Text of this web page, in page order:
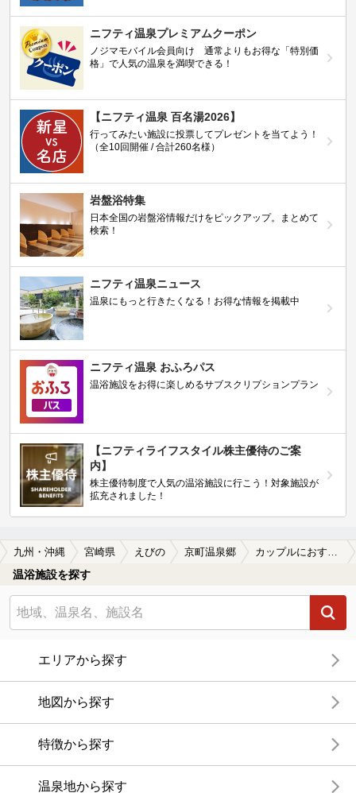
ニフティ温泉プレミアムクーポン
ノジマモバイル会員向け 通常よりもお得な「特別価
格」で人気の温泉を満喫できる！
【ニフティ温泉 百名湯2026】
行ってみたい施設に投票してプレゼントを当てよう！
（全10回開催 / 合計260名様）
岩盤浴特集
日本全国の岩盤浴情報だけをピックアップ。まとめて
検索！
ニフティ温泉ニュース
温泉にもっと行きたくなる！お得な情報を掲載中
ニフティ温泉 おふろパス
温浴施設をお得に楽しめるサブスクリプションプラン
【ニフティライフスタイル株主優待のご案
内】
株主優待制度で人気の温浴施設に行こう！対象施設が
拡充されました！
九州・沖縄 宮崎県 えびの 京町温泉郷 カップルにおすすめの京町温泉郷の温泉、日帰り温泉、スーパー銭湯おすすめ
温浴施設を探す
エリアから探す
地図から探す
特徴から探す
温泉地から探す